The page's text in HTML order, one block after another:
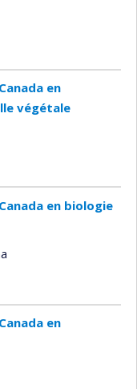
en
végétale
en biologie
en